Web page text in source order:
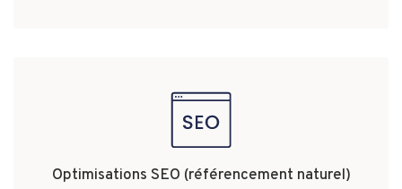
Optimisations SEO (référencement naturel)